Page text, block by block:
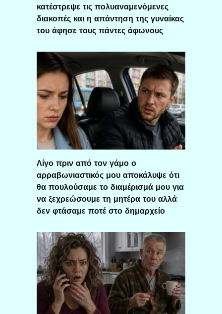
κατέστρεψε τις πολυαναμενόμενες
διακοπές και η απάντηση της γυναίκας
του άφησε τους πάντες άφωνους
Λίγο πριν από τον γάμο ο
αρραβωνιαστικός μου αποκάλυψε ότι
θα πουλούσαμε το διαμέρισμά μου για
να ξεχρεώσουμε τη μητέρα του αλλά
δεν φτάσαμε ποτέ στο δημαρχείο